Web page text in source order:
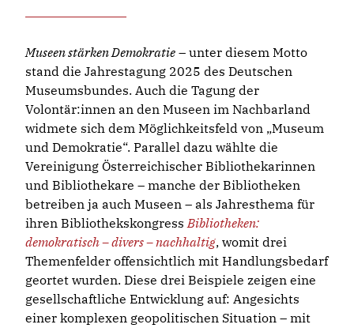
Museen stärken Demokratie – unter diesem Motto
stand die Jahrestagung 2025 des Deutschen
Museumsbundes. Auch die Tagung der
Volontär:innen an den Museen im Nachbarland
widmete sich dem Möglichkeitsfeld von „Museum
und Demokratie“. Parallel dazu wählte die
Vereinigung Österreichischer Bibliothekarinnen
und Bibliothekare – manche der Bibliotheken
betreiben ja auch Museen – als Jahresthema für
ihren BibliothekskongressBibliotheken:
demokratisch – divers – nachhaltig, womit drei
Themenfelder offensichtlich mit Handlungsbedarf
geortet wurden. Diese drei Beispiele zeigen eine
gesellschaftliche Entwicklung auf: Angesichts
einer komplexen geopolitischen Situation – mit